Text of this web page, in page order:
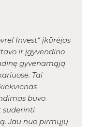
Invest“ įkūrėjas
ir įgyvendino
gyvenamąją
Tai
buvo
suderinti
Jau nuo pirmųjų